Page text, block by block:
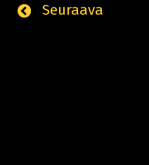
Seuraava